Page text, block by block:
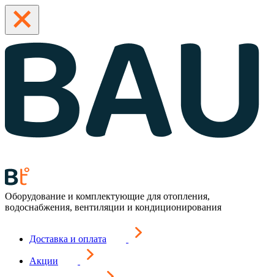
Оборудование и комплектующие для отопления,
водоснабжения, вентиляции и кондиционирования
Доставка и оплата
Акции